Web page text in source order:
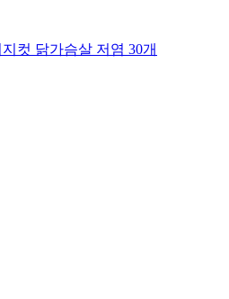
컷 닭가슴살 저염 30개